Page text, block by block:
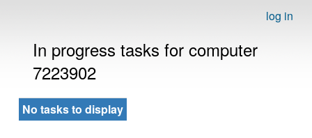
log in
In progress tasks for computer
7223902
No tasks to display